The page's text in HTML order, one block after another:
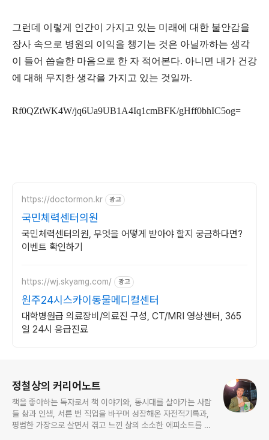
그런데 이렇게 인간이 가지고 있는 미래에 대한 불안감을
장사 속으로 병원의 이익을 챙기는 것은 아닐까하는 생각
이 들어 씁슬한 마음으로 한 자 적어본다. 아니면 내가 건강
에 대해 무지한 생각을 가지고 있는 것일까.
Rf0QZtWK4W/jq6Ua9UB1A4Iq1cmBFK/gHff0bhIC5og=
https://doctormon.kr 광고
국민체력센터의원
국민체력센터의원, 무엇을 어떻게 받아야 할지 궁금하다면?
이벤트 확인하기
https://wj.skyamg.com/ 광고
원주24시스카이동물메디컬센터
대학병원급 의료장비/의료진 구성, CT/MRI 영상센터, 365
일 24시 응급진료
정철상의 커리어노트
책을 좋아하는 독자로서 책 이야기와, 동시대를 살아가는 사람
들 삶과 인생, 서른 번 직업을 바꾸며 성장해온 자전적기록과,
평범한 가장으로 살면서 겪고 느낀 삶의 소소한 에피소드를 전